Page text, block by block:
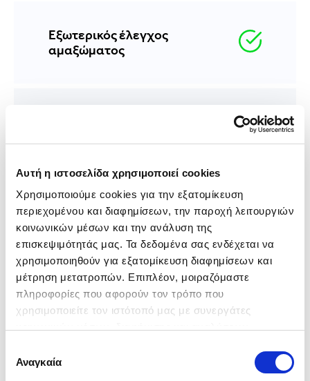
Αυτή η ιστοσελίδα χρησιμοποιεί cookies
Χρησιμοποιούμε cookies για την εξατομίκευση
περιεχομένου και διαφημίσεων, την παροχή λειτουργιών
κοινωνικών μέσων και την ανάλυση της
επισκεψιμότητάς μας. Τα δεδομένα σας ενδέχεται να
χρησιμοποιηθούν για εξατομίκευση διαφημίσεων και
μέτρηση μετατροπών. Επιπλέον, μοιραζόμαστε
πληροφορίες που αφορούν τον τρόπο που
χρησιμοποιείτε τον ιστότοπό μας με συνεργάτες
Δεδομένων Google
), οι οποίοι ενδεχομένως να τις
συνδυάσουν με άλλες πληροφορίες που τους έχετε
συγκατάθεσης
Αναγκαία
Εξωτερικός έλεγχος
αμαξώματος
Σασί
Αντιστοιχία αριθμού πλαισίου
αμαξώματος